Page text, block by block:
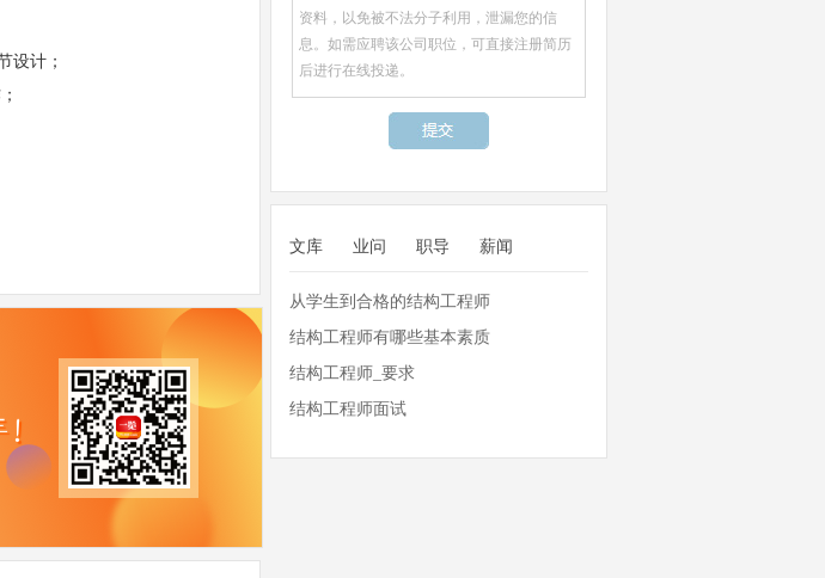
设计；
文库 业问 职导 薪闻
从学生到合格的结构工程师
结构工程师有哪些基本素质
结构工程师_要求
结构工程师面试